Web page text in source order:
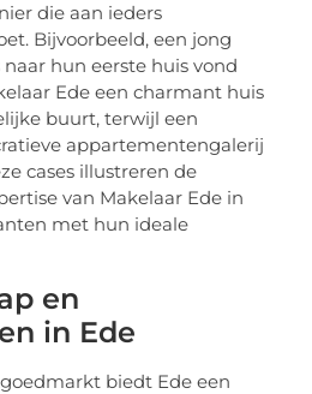
die aan ieders
Bijvoorbeeld, een jong
hun eerste huis vond
Ede een charmant huis
buurt, terwijl een
appartementengalerij
cases illustreren de
van Makelaar Ede in
met hun ideale
en
in Ede
biedt Ede een